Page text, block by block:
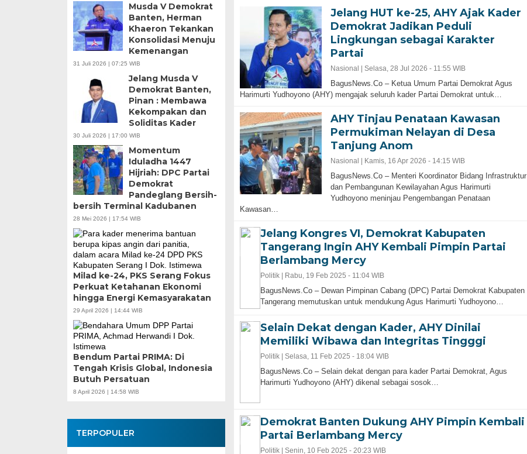
Musda V Demokrat
Banten, Herman
Khaeron Tekankan
Konsolidasi Menuju
Kemenangan
31 Juli 2026 | 07:25 WIB
Jelang Musda V
Demokrat Banten,
Pinan : Membawa
Kekompakan dan
Soliditas Kader
30 Juli 2026 | 17:00 WIB
Momentum
Iduladha 1447
Hijriah: DPC Partai
Demokrat
Pandeglang Bersih-
bersih Terminal Kadubanen
28 Mei 2026 | 17:54 WIB
Milad ke-24, PKS Serang Fokus
Perkuat Ketahanan Ekonomi
hingga Energi Kemasyarakatan
29 April 2026 | 14:44 WIB
Bendum Partai PRIMA: Di
Tengah Krisis Global, Indonesia
Butuh Persatuan
8 April 2026 | 14:58 WIB
TERPOPULER
Jelang HUT ke-25, AHY Ajak Kader
Demokrat Jadikan Peduli
Lingkungan sebagai Karakter
Partai
Nasional | Selasa, 28 Jul 2026 - 11:55 WIB
BagusNews.Co – Ketua Umum Partai Demokrat Agus
Harimurti Yudhoyono (AHY) mengajak seluruh kader Partai Demokrat untuk…
AHY Tinjau Penataan Kawasan
Permukiman Nelayan di Desa
Tanjung Anom
Nasional | Kamis, 16 Apr 2026 - 14:15 WIB
BagusNews.Co – Menteri Koordinator Bidang Infrastruktur
dan Pembangunan Kewilayahan Agus Harimurti
Yudhoyono meninjau Pengembangan Penataan
Kawasan…
Jelang Kongres VI, Demokrat Kabupaten
Tangerang Ingin AHY Kembali Pimpin Partai
Berlambang Mercy
Politik | Rabu, 19 Feb 2025 - 11:04 WIB
BagusNews.Co – Dewan Pimpinan Cabang (DPC) Partai Demokrat Kabupaten
Tangerang memutuskan untuk mendukung Agus Harimurti Yudhoyono…
Selain Dekat dengan Kader, AHY Dinilai
Memiliki Wibawa dan Integritas Tingggi
Politik | Selasa, 11 Feb 2025 - 18:04 WIB
BagusNews.Co – Selain dekat dengan para kader Partai Demokrat, Agus
Harimurti Yudhoyono (AHY) dikenal sebagai sosok…
Demokrat Banten Dukung AHY Pimpin Kembali
Partai Berlambang Mercy
Politik | Senin, 10 Feb 2025 - 20:23 WIB
Banten Butuh Gubernur Progresif dan
Perencanaan Pembangunan Infrastrukur
Adalah Kunci